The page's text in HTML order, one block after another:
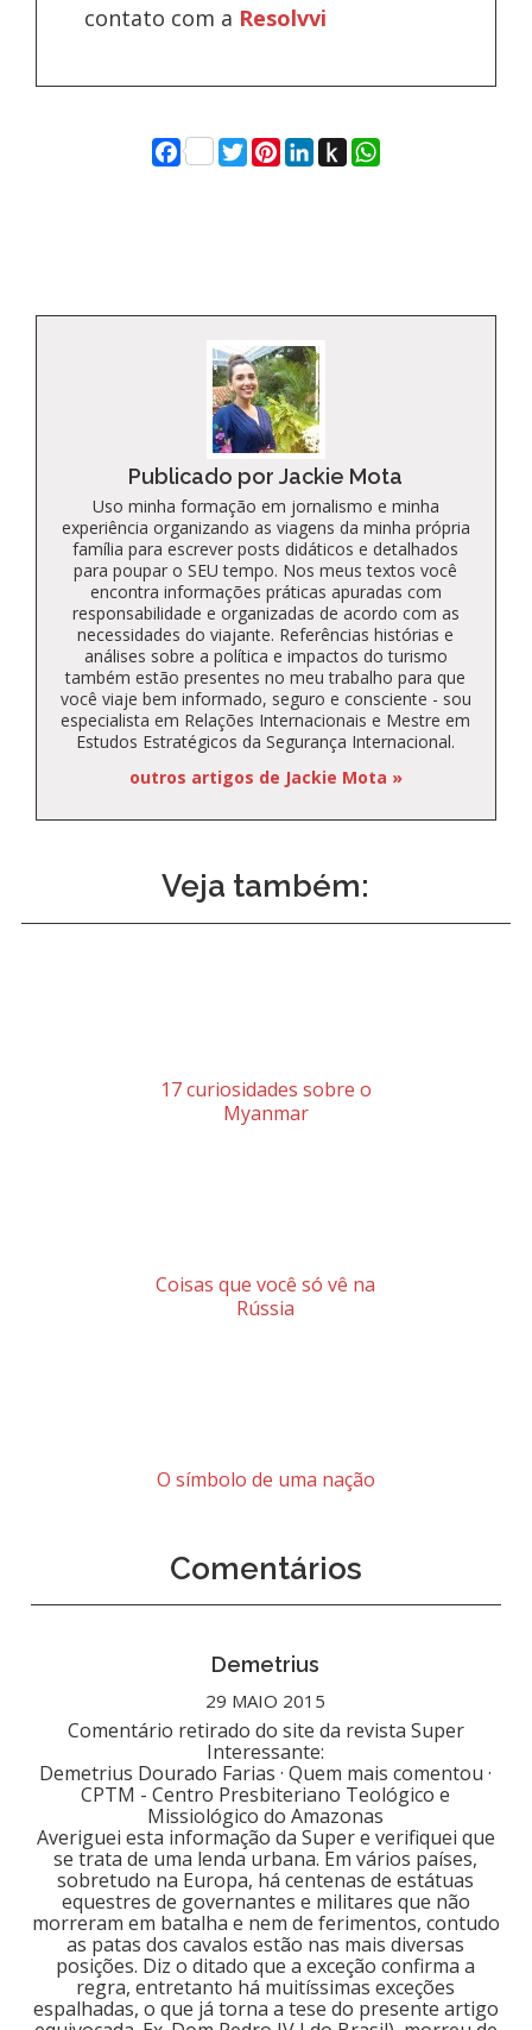
contato com a Resolvvi
Facebook
Twitter
Pinterest
LinkedIn
Push
to
WhatsApp
Publicado por Jackie Mota
Uso minha formação em jornalismo e minha
experiência organizando as viagens da minha própria
família para escrever posts didáticos e detalhados
para poupar o SEU tempo. Nos meus textos você
encontra informações práticas apuradas com
responsabilidade e organizadas de acordo com as
necessidades do viajante. Referências histórias e
análises sobre a política e impactos do turismo
também estão presentes no meu trabalho para que
você viaje bem informado, seguro e consciente - sou
especialista em Relações Internacionais e Mestre em
Estudos Estratégicos da Segurança Internacional.
outros artigos de Jackie Mota »
Veja também:
17 curiosidades sobre o
Myanmar
Coisas que você só vê na
Rússia
O símbolo de uma nação
Comentários
Demetrius
29 MAIO 2015
Comentário retirado do site da revista Super
Interessante:
Demetrius Dourado Farias · Quem mais comentou ·
CPTM - Centro Presbiteriano Teológico e
Missiológico do Amazonas
Averiguei esta informação da Super e verifiquei que
se trata de uma lenda urbana. Em vários países,
sobretudo na Europa, há centenas de estátuas
equestres de governantes e militares que não
morreram em batalha e nem de ferimentos, contudo
as patas dos cavalos estão nas mais diversas
posições. Diz o ditado que a exceção confirma a
regra, entretanto há muitíssimas exceções
espalhadas, o que já torna a tese do presente artigo